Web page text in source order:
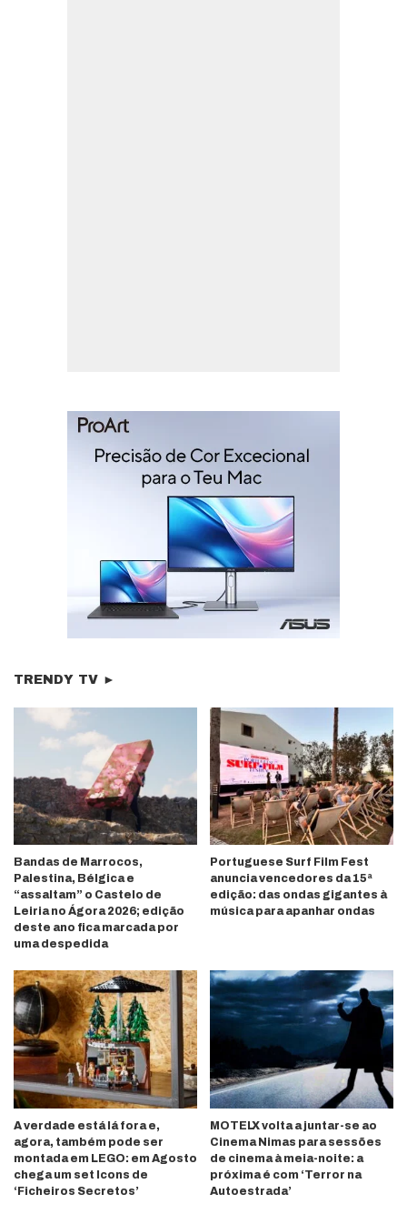
TRENDY TV ►
Bandas de Marrocos,
Palestina, Bélgica e
“assaltam” o Castelo de
Leiria no Ágora 2026; edição
deste ano fica marcada por
uma despedida
Portuguese Surf Film Fest
anuncia vencedores da 15ª
edição: das ondas gigantes à
música para apanhar ondas
A verdade está lá fora e,
agora, também pode ser
montada em LEGO: em Agosto
chega um set Icons de
‘Ficheiros Secretos’
MOTELX volta a juntar-se ao
Cinema Nimas para sessões
de cinema à meia-noite: a
próxima é com ‘Terror na
Autoestrada’